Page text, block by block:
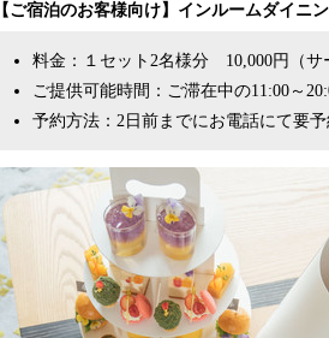
【ご宿泊のお客様向け】インルームダイニ
料金：１セット2名様分 10,000円（サ
ご提供可能時間：ご滞在中の11:00～
予約方法：2日前までにお電話にて要